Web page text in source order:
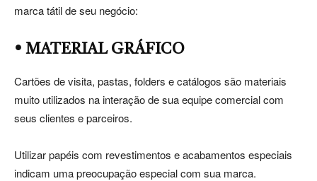
marca tátil de seu negócio:
• MATERIAL GRÁFICO
Cartões de visita, pastas, folders e catálogos são materiais
muito utilizados na interação de sua equipe comercial com
seus clientes e parceiros.
Utilizar papéis com revestimentos e acabamentos especiais
indicam uma preocupação especial com sua marca.